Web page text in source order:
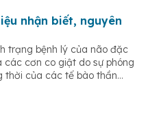
nhận biết, nguyên
trạng bệnh lý của não đặc
các cơn co giật do sự phóng
thời của các tế bào thần